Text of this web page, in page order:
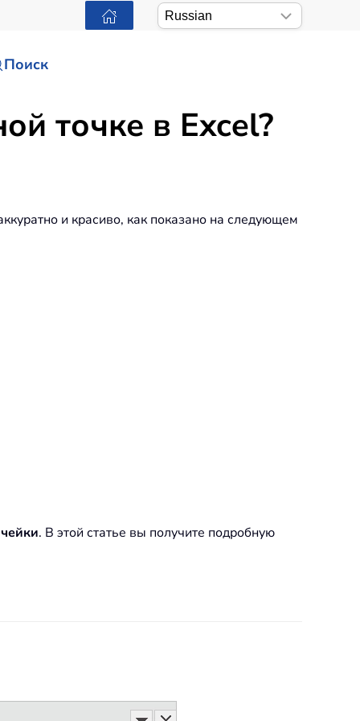
Поиск
точке в Excel?
и красиво, как показано на следующем
. В этой статье вы получите подробную